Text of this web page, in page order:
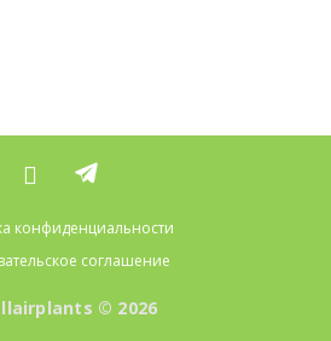
конфиденциальности
соглашение
© 2026